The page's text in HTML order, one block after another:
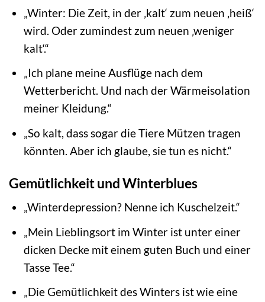
„Winter: Die Zeit, in der ‚kalt‘ zum neuen ‚heiß‘
wird. Oder zumindest zum neuen ‚weniger
kalt‘.“
„Ich plane meine Ausflüge nach dem
Wetterbericht. Und nach der Wärmeisolation
meiner Kleidung.“
„So kalt, dass sogar die Tiere Mützen tragen
könnten. Aber ich glaube, sie tun es nicht.“
Gemütlichkeit und Winterblues
„Winterdepression? Nenne ich Kuschelzeit.“
„Mein Lieblingsort im Winter ist unter einer
dicken Decke mit einem guten Buch und einer
Tasse Tee.“
„Die Gemütlichkeit des Winters ist wie eine